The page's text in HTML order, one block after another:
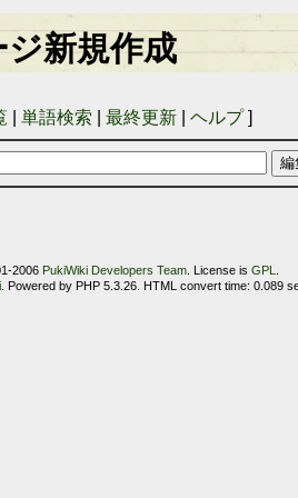
ジ新規作成
単語検索 最終更新| ヘルプ]
2006 PukiWiki Developers Team. License is GPL
. Powered by PHP 5.3.26. HTML convert time: 0.089